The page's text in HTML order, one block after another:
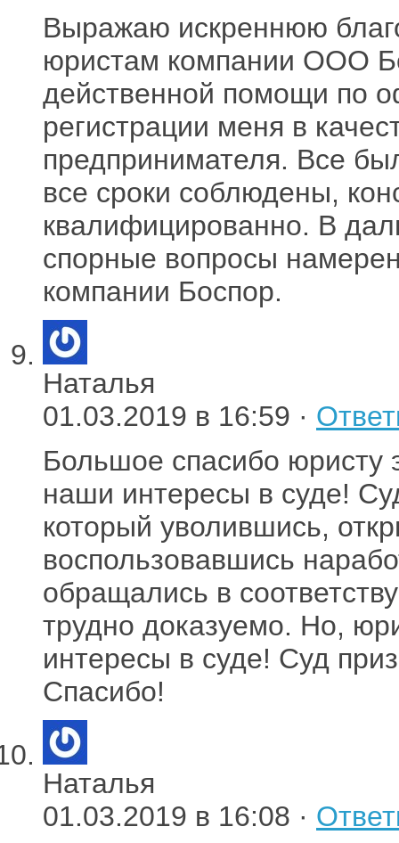
Выражаю искреннюю
юристам компании ООО
действенной помощи по
регистрации меня в
предпринимателя. Все
все сроки соблюдены,
квалифицированно. В
спорные вопросы
компании Боспор.
Наталья
01.03.2019 в 16:59 ·
Большое спасибо юристу
наши интересы в суде!
который уволившись,
воспользовавшись
обращались в
трудно доказуемо. Но,
интересы в суде! Суд
Спасибо!
Наталья
01.03.2019 в 16:08 ·